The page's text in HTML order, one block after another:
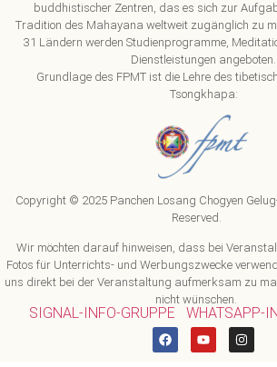
buddhistischer Zentren, das es sich zur
Tradition des Mahayana weltweit zugänglich zu
31 Ländern werden Studienprogramme,
Dienstleistungen angeboten.
Grundlage des FPMT ist die Lehre des
Tsongkhapa:
Copyright © 2025 Panchen Losang Chogyen
Reserved.
Wir möchten darauf hinweisen, dass bei
Fotos für Unterrichts- und Werbungszwecke
uns direkt bei der Veranstaltung aufmerksam zu
nicht wünschen.
SIGNAL-INFO-GRUPPE WHATSAPP-